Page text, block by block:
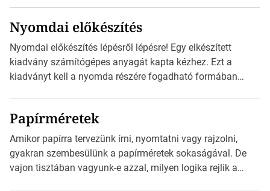
okostelefonjára telepíthet egy QR-kód-leolvasó
alkalmazást, ami leolvasni és dekódolni képes az URL-
információt és átirányítja a telefon böngészőjét a cég
weblapjára. A QR-kód beolvasása után a felhasználó
Nyomdai előkészítés
Nyomdai előkészítés lépésről lépésre! Egy elkészített
kiadvány számítógépes anyagát kapta kézhez. Ezt a
kiadványt kell a nyomda részére fogadható formában
Illustratorban készült vektorgrafika. *Hirdetés Minden
esetben konzultáljunk a nyomdával, mielőtt elkezdjük a
nyomdai előkészítést!Nehogy az elkészült munka után
derüljön ki, hogy valamit másképp kellett volna csinálni! […]
Papírméretek
Amikor papírra tervezünk írni, nyomtatni vagy rajzolni,
gyakran szembesülünk a papírméretek sokaságával. De
vajon tisztában vagyunk-e azzal, milyen logika rejlik a